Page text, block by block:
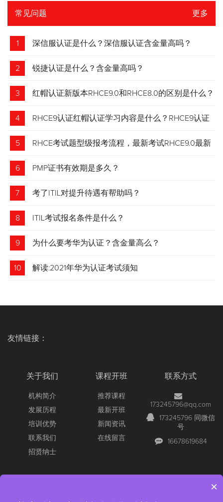
常见问题 更多
1 深信服认证是什么？深信服认证含金量高吗？
2 锐捷认证是什么？含金量高吗？
3 红帽认证新版本RHCE9.0和RHCE8.0的区别是什么？
4 RHCE9认证红帽认证学习内容是什么？RHCE9认证
介绍
5 RHCE考试题型级报考流程，最新考试RHCE9.0最新
考试 变化请悉知
6 PMP证书有效期是多久？
7 考了ITIL对提升待遇有帮助吗？
8 ITIL考试报名条件是什么？
9 为什么要考华为认证？含金量高么？
10 解读:2021年华为认证考试须知
友情链接：
关于我们
机构简介
发展历程
培训优势
联系我们
招贤纳士
课程开班
推荐课程
最新开班
新闻资讯
在线留言
联系方式
173245796@qq.com
173245796 同微信
号
16678619684
×